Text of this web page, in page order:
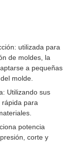
utilizada para
de moldes, la
a pequeñas
molde.
Utilizando sus
para
potencia
corte y